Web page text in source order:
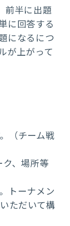
前半に出題
に回答する
になるにつ
が上がって
（チーム戦
、場所等
トーナメン
ただいて構